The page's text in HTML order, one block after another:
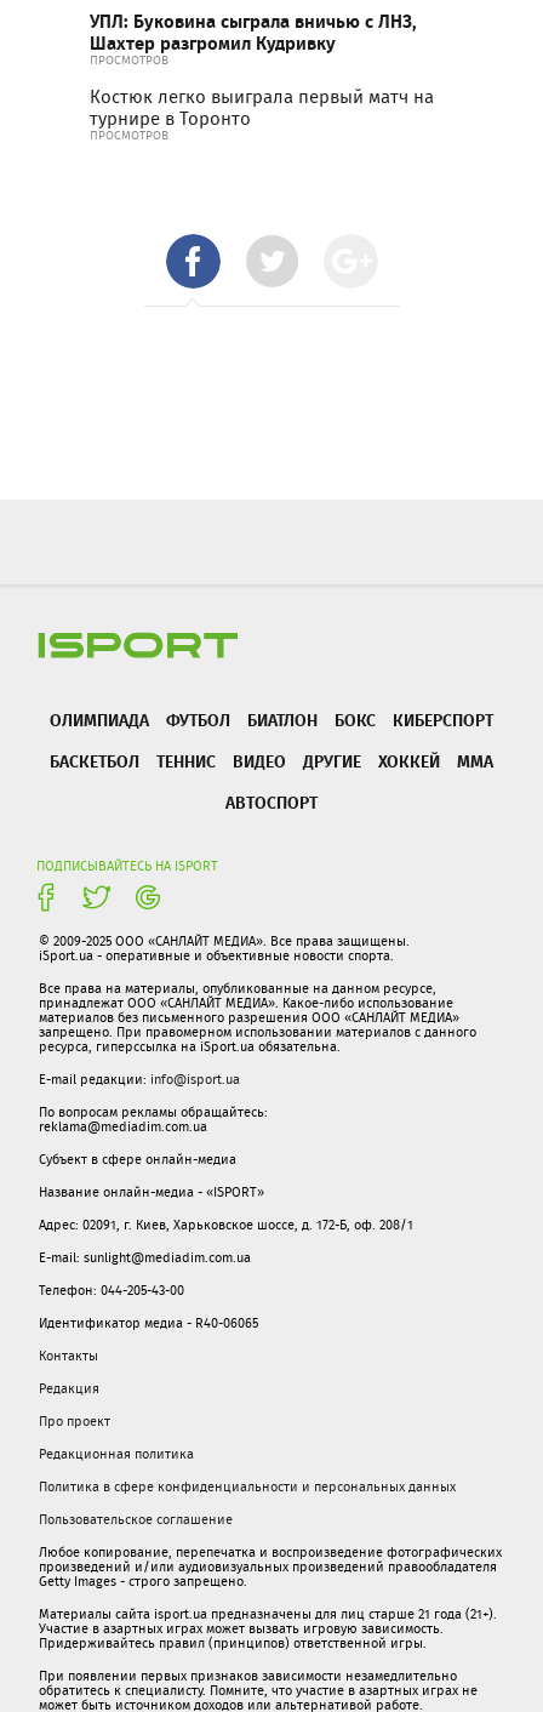
УПЛ: Буковина сыграла вничью с ЛНЗ,
Шахтер разгромил Кудривку
ПРОСМОТРОВ
Костюк легко выиграла первый матч на
турнире в Торонто
ПРОСМОТРОВ
ОЛИМПИАДА ФУТБОЛ БИАТЛОН БОКС
КИБЕРСПОРТ
БАСКЕТБОЛ
ТЕННИС ВИДЕО ДРУГИЕ ХОККЕЙ
ММА
АВТОСПОРТ
ПОДПИСЫВАЙТЕСЬ НА ISPORT
© 2009-2025 ООО «САНЛАЙТ МЕДИА». Все права защищены.
iSport.ua - оперативные и объективные новости спорта.
Все права на материалы, опубликованные на данном ресурсе,
принадлежат ООО «САНЛАЙТ МЕДИА». Какое-либо использование
материалов без письменного разрешения ООО «САНЛАЙТ МЕДИА»
запрещено. При правомерном использовании материалов с данного
ресурса, гиперссылка на iSport.ua обязательна.
E-mail редакции: info@isport.ua
По вопросам рекламы обращайтесь:
reklama@mediadim.com.ua
Субъект в сфере онлайн-медиа
Название онлайн-медиа - «ISPORT»
Адрес: 02091, г. Киев, Харьковское шоссе, д. 172-Б, оф. 208/1
E-mail: sunlight@mediadim.com.ua
Телефон: 044-205-43-00
Идентификатор медиа - R40-06065
Контакты
Редакция
Про проект
Редакционная политика
Политика в сфере конфиденциальности и персональных данных
Пользовательское соглашение
Любое копирование, перепечатка и воспроизведение фотографических
произведений и/или аудиовизуальных произведений правообладателя
Getty Images - строго запрещено.
Материалы сайта isport.ua предназначены для лиц старше 21 года (21+).
Участие в азартных играх может вызвать игровую зависимость.
Придерживайтесь правил (принципов) ответственной игры.
При появлении первых признаков зависимости незамедлительно
обратитесь к специалисту. Помните, что участие в азартных играх не
может быть источником доходов или альтернативой работе.